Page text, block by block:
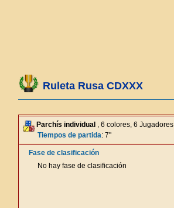
Ruleta Rusa CDXXX
Parchís individual , 6 colores, 6 Jugadores
Tiempos de partida: 7"
Fase de clasificación
No hay fase de clasificación